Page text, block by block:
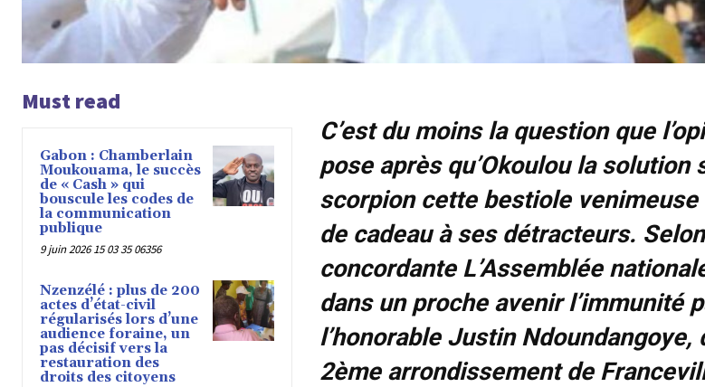
Must read
Gabon : Chamberlain
Moukouama, le succès
de « Cash » qui
bouscule les codes de
la communication
publique
9 juin 2026 15 03 35 06356
Nzenzélé : plus de 200
actes d’état-civil
régularisés lors d’une
audience foraine, un
pas décisif vers la
restauration des
droits des citoyens
C’est du moins la question que
pose après qu’Okoulou la solution
scorpion cette bestiole
de cadeau à ses détracteurs.
concordante L’Assemblée
dans un proche avenir l’immunité
l’honorable Justin Ndoundangoye,
2ème arrondissement de